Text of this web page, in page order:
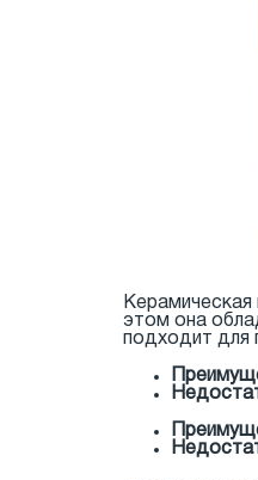
этом она
подходит для